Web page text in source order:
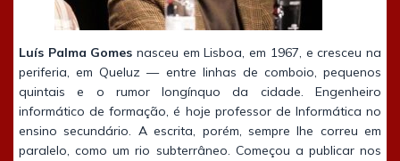
Luís Palma Gomes nasceu em Lisboa, em 1967, e cresceu na
periferia, em Queluz — entre linhas de comboio, pequenos
quintais e o rumor longínquo da cidade. Engenheiro
informático de formação, é hoje professor de Informática no
ensino secundário. A escrita, porém, sempre lhe correu em
paralelo, como um rio subterrâneo. Começou a publicar nos